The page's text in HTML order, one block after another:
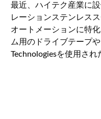
最近、ハイテク産業に
レーションステンレス
オートメーションに特
ム用のドライブテープ
Technologiesを使用さ